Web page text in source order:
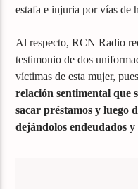
estafa e injuria por vías de
Al respecto, RCN Radio
testimonio de dos
víctimas de esta mujer,
relación sentimental que
sacar préstamos y luego
dejándolos endeudados y